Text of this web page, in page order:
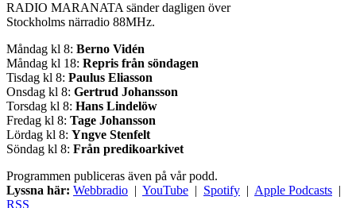
RADIO MARANATA sänder dagligen över
Stockholms närradio 88MHz.
Måndag kl 8: Berno Vidén
Måndag kl 18: Repris från söndagen
Tisdag kl 8: Paulus Eliasson
Onsdag kl 8: Gertrud Johansson
Torsdag kl 8: Hans Lindelöw
Fredag kl 8: Tage Johansson
Lördag kl 8: Yngve Stenfelt
Söndag kl 8: Från predikoarkivet
Programmen publiceras även på vår podd.
Lyssna här: Webbradio | YouTube | Spotify | Apple Podcasts |
RSS